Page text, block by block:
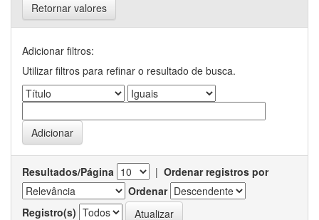
Retornar valores
Adicionar filtros:
Utilizar filtros para refinar o resultado de busca.
Resultados/Página | Ordenar registros por
Ordenar
Registro(s)